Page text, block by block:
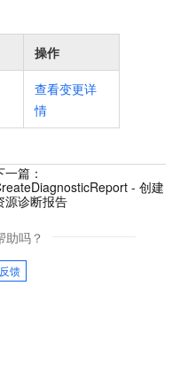
操作
查看变更详
情
一篇：
- 创建
源诊断报告
助吗？
反馈